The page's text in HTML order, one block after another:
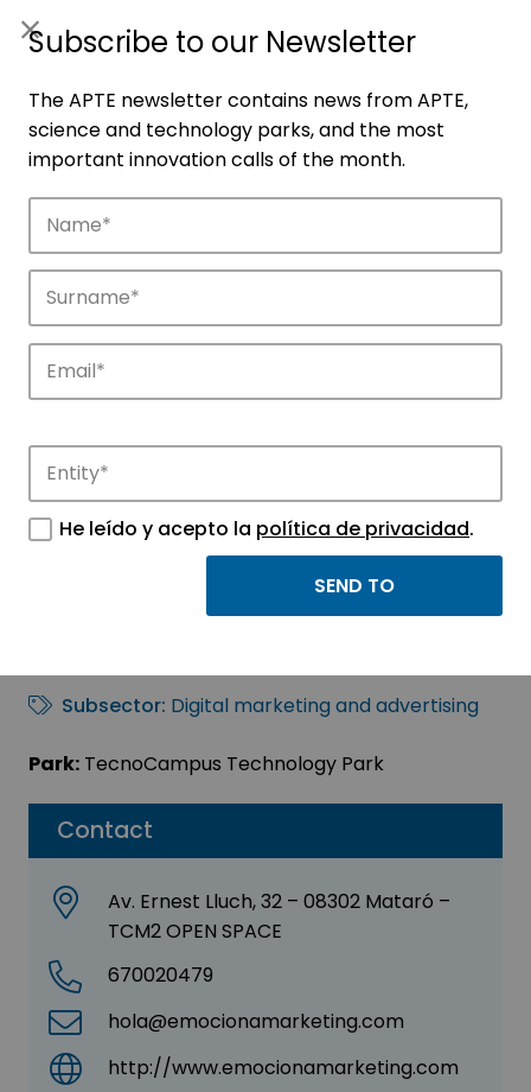
Companies
Discover the companies that drive
innovation in APTE’s parks.
Contact
Av. Ernest Lluch, 32 – 08302 Mataró –
TCM2 OPEN SPACE
670020479
hola@emocionamarketing.com
http://www.emocionamarketing.com
Júlia Parés Pintat
Subsector: Digital marketing and advertising
Park: TecnoCampus Technology Park
Subscribe to our Newsletter
The APTE newsletter contains news from APTE,
science and technology parks, and the most
important innovation calls of the month.
He leído y acepto la política de privacidad.